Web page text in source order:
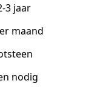
3 jaar
maand
nodig